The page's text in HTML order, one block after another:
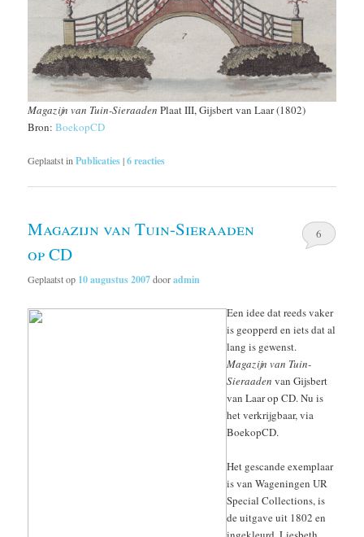
Magazijn van Tuin-Sieraaden Plaat III, Gijsbert van Laar (1802)
Bron:BoekopCD
Geplaatst inPublicaties|6reacties
Magazijn van Tuin-Sieraaden
op CD
Geplaatst op 10 augustus 2007dooradmin
6
Een idee dat reeds vaker
is geopperd en iets dat al
lang is gewenst.
Magazijn van Tuin-
Sieraaden van Gijsbert
van Laar op CD. Nu is
het verkrijgbaar, via
BoekopCD.
Het gescande exemplaar
is van Wageningen UR
Special Collections, is
de uitgave uit 1802 en